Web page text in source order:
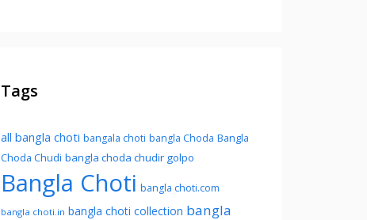
Tags
all bangla choti bangala choti bangla Choda Bangla
Choda Chudi bangla choda chudir golpo
Bangla Choti bangla choti.com
bangla choti.in bangla choti collection bangla